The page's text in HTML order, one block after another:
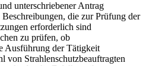
unterschriebener Antrag
die zur Prüfung der
erforderlich sind
zu prüfen, ob
Ausführung der Tätigkeit
von Strahlenschutzbeauftragten